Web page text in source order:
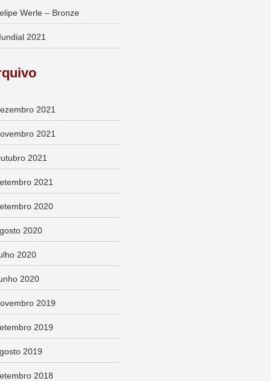
Werle – Bronze
2021
2021
2021
2021
2021
2020
2020
2020
2020
2019
2019
2019
2018